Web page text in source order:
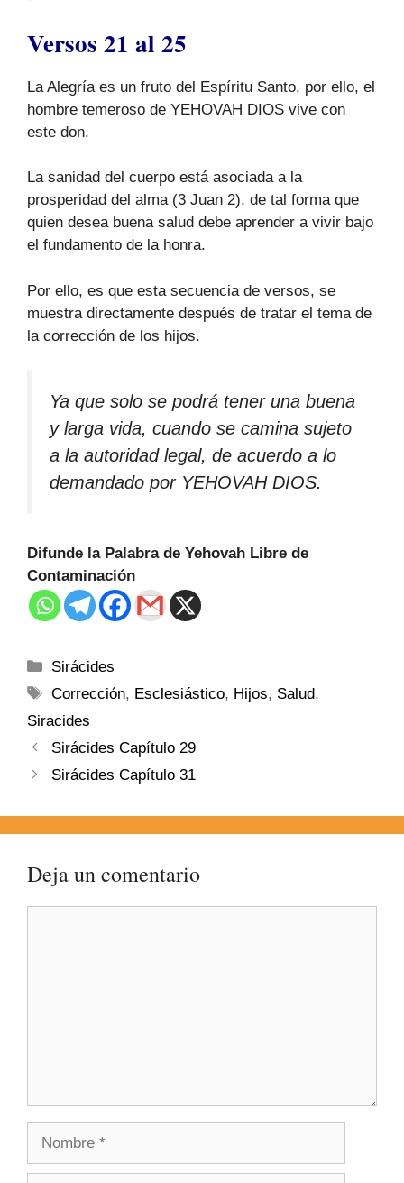
Versos 21 al 25
La Alegría es un fruto del Espíritu Santo, por ello, el
hombre temeroso de YEHOVAH DIOS vive con
este don.
La sanidad del cuerpo está asociada a la
prosperidad del alma (3 Juan 2), de tal forma que
quien desea buena salud debe aprender a vivir bajo
el fundamento de la honra.
Por ello, es que esta secuencia de versos, se
muestra directamente después de tratar el tema de
la corrección de los hijos.
Ya que solo se podrá tener una buena
y larga vida, cuando se camina sujeto
a la autoridad legal, de acuerdo a lo
demandado por YEHOVAH DIOS.
Difunde la Palabra de Yehovah Libre de
Contaminación
Sirácides
Corrección, Esclesiástico, Hijos, Salud,
Siracides
Sirácides Capítulo 29
Sirácides Capítulo 31
Deja un comentario